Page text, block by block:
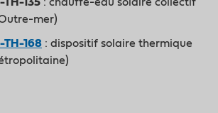
mer)
TH-168 : dispositif solaire thermique